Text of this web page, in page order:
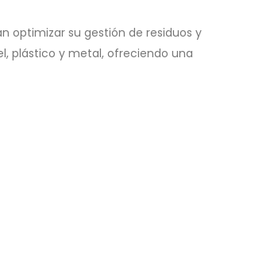
optimizar su gestión de residuos y
plástico y metal, ofreciendo una